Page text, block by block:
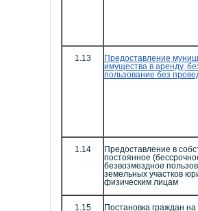
1.13
Предоставление
имущества в аренду,
пользование без
1.14
Предоставление в
постоянное
безвозмездное
земельных участков
физическим лицам
1.15
Постановка граждан